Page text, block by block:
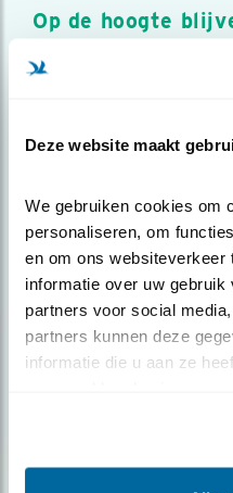
Deze website maakt
We gebruiken cookies om
personaliseren, om
en om ons websiteverkeer
informatie over uw
partners voor social
partners kunnen deze
informatie die u aan ze
Op de hoogte
Meld je aan en ontvang
over vogels en activiteiten